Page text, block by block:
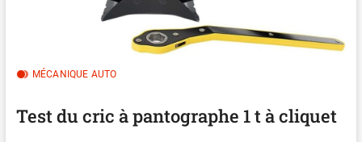
MÉCANIQUE AUTO
Test du cric à pantographe 1 t à cliquet